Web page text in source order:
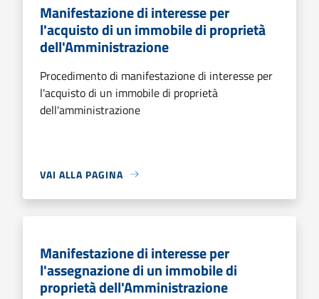
Manifestazione di interesse per
l'acquisto di un immobile di proprietà
dell'Amministrazione
Procedimento di manifestazione di interesse per
l'acquisto di un immobile di proprietà
dell'amministrazione
VAI ALLA PAGINA
Manifestazione di interesse per
l'assegnazione di un immobile di
proprietà dell'Amministrazione